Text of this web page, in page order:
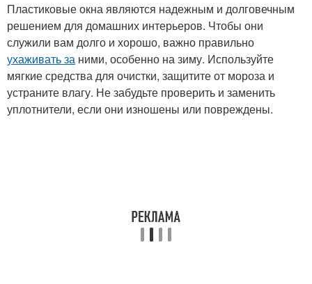
Пластиковые окна являются надежным и долговечным
решением для домашних интерьеров. Чтобы они
служили вам долго и хорошо, важно правильно
ухаживать за ними, особенно на зиму. Используйте
мягкие средства для очистки, защитите от мороза и
устраните влагу. Не забудьте проверить и заменить
уплотнители, если они изношены или повреждены.